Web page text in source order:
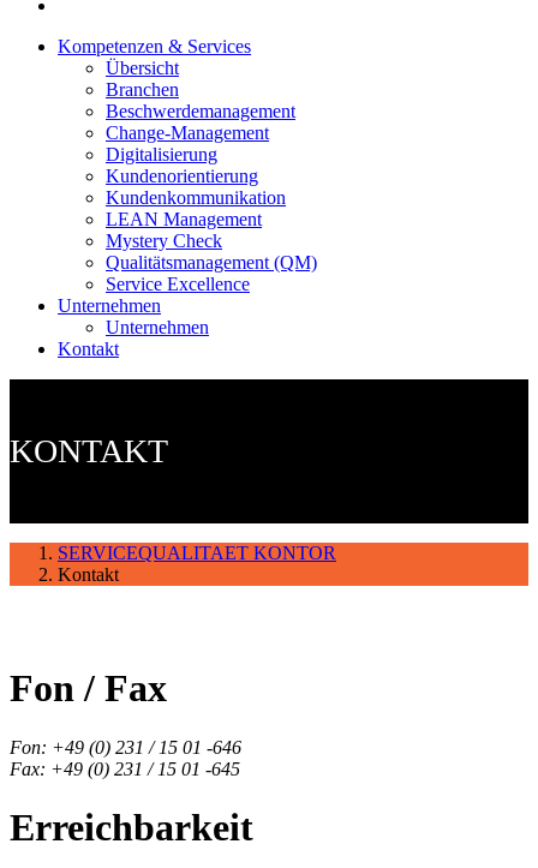
Kompetenzen & Services
Übersicht
Branchen
Beschwerdemanagement
Change-Management
Digitalisierung
Kundenorientierung
Kundenkommunikation
LEAN Management
Mystery Check
Qualitätsmanagement (QM)
Service Excellence
Unternehmen
Unternehmen
Kontakt
KONTAKT
SERVICEQUALITAET KONTOR
Kontakt
Fon / Fax
Fon: +49 (0) 231 / 15 01 -646
Fax: +49 (0) 231 / 15 01 -645
Erreichbarkeit